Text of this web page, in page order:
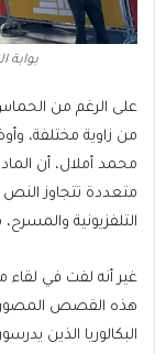
بوابة
على الرغم من
من زاوية مختلفة،
محمد أملال، أن
متعددة تتجاوز النص
التلفزيونية
غير أنه لفت في لقاء
هذه القصص
البكالوريا الذين